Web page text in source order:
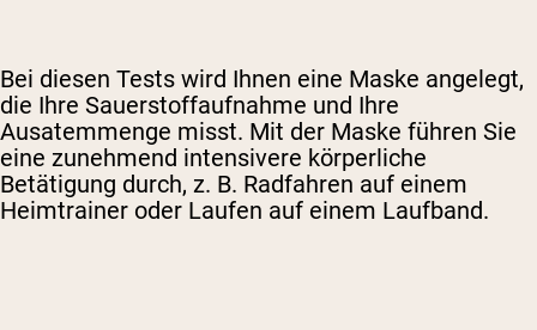
Bei diesen Tests wird Ihnen eine Maske angelegt,
die Ihre Sauerstoffaufnahme und Ihre
Ausatemmenge misst. Mit der Maske führen Sie
eine zunehmend intensivere körperliche
Betätigung durch, z. B. Radfahren auf einem
Heimtrainer oder Laufen auf einem Laufband.